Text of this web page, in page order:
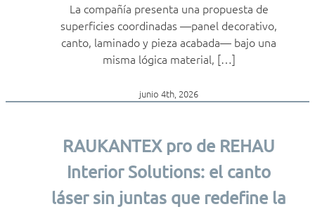
La compañía presenta una propuesta de
superficies coordinadas —panel decorativo,
canto, laminado y pieza acabada— bajo una
misma lógica material, […]
junio 4th, 2026
RAUKANTEX pro de REHAU
Interior Solutions: el canto
láser sin juntas que redefine la